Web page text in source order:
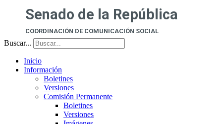
Senado de la República
COORDINACIÓN DE COMUNICACIÓN SOCIAL
Buscar...
Inicio
Información
Boletines
Versiones
Comisión Permanente
Boletines
Versiones